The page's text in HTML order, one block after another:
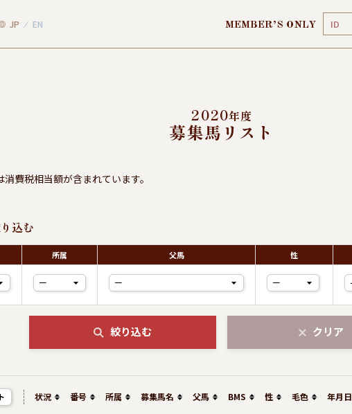
JP EN MEMBER’S ONLY
2020年度
募集馬リスト
費税相当額が含まれています。
込む
所属 父馬 性
クリア
絞り込む
状況 番号 所属 募集馬名 父馬 BMS 性 毛色 年月日